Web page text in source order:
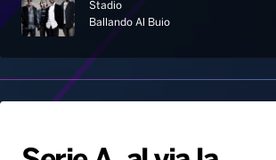
Home
Radio
Notizie
Stadio
Ballando Al Buio